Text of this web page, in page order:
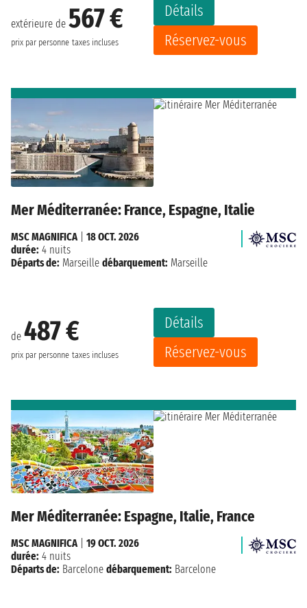
extérieure de 567 €
prix par personne taxes incluses
Détails
Réservez-vous
Mer Méditerranée: France, Espagne, Italie
de 487 €
prix par personne taxes incluses
Détails
Réservez-vous
MSC MAGNIFICA| 18 OCT. 2026
durée: 4 nuits
Départs de: Marseille débarquement: Marseille
Mer Méditerranée: Espagne, Italie, France
MSC MAGNIFICA| 19 OCT. 2026
durée: 4 nuits
Départs de: Barcelone débarquement: Barcelone